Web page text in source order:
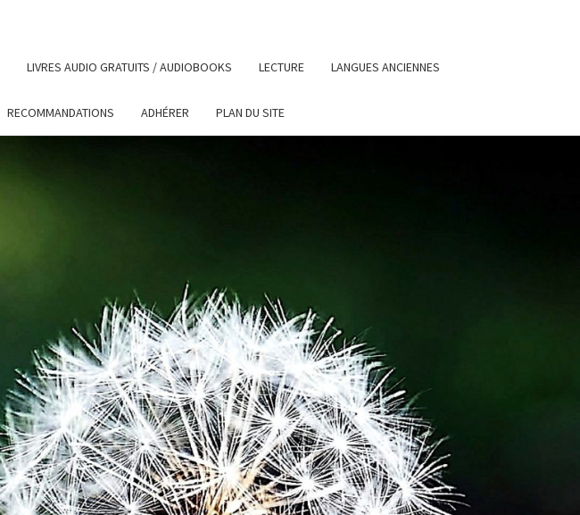
LIVRES AUDIO GRATUITS / AUDIOBOOKS LECTURE LANGUES ANCIENNES
RECOMMANDATIONS ADHÉRER PLAN DU SITE